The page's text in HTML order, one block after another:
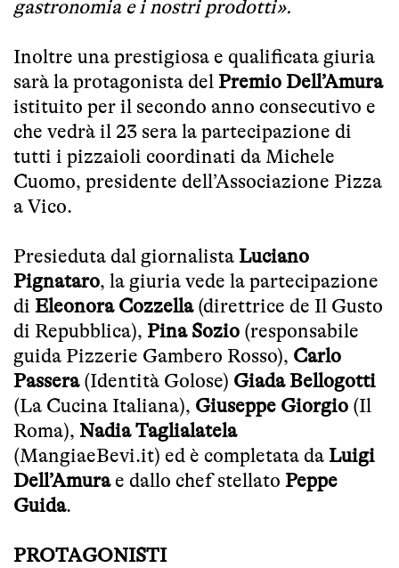
gastronomia e i nostri prodotti».
Inoltre una prestigiosa e qualificata giuria
sarà la protagonista del Premio Dell’Amura
istituito per il secondo anno consecutivo e
che vedrà il 23 sera la partecipazione di
tutti i pizzaioli coordinati da Michele
Cuomo, presidente dell’Associazione Pizza
a Vico.
Presieduta dal giornalista Luciano
Pignataro, la giuria vede la partecipazione
di Eleonora Cozzella(direttrice de Il Gusto
di Repubblica), Pina Sozio (responsabile
guida Pizzerie Gambero Rosso), Carlo
Passera(Identità Golose) Giada Bellogotti
(La Cucina Italiana), Giuseppe Giorgio (Il
Roma), Nadia Taglialatela
(MangiaeBevi.it) ed è completata da Luigi
Dell’Amurae dallo chef stellato Peppe
Guida.
PROTAGONISTI